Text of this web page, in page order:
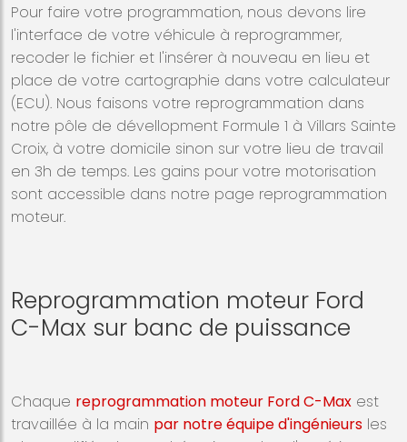
Pour faire votre programmation, nous devons lire
l'interface de votre véhicule à reprogrammer,
recoder le fichier et l'insérer à nouveau en lieu et
place de votre cartographie dans votre calculateur
(ECU). Nous faisons votre reprogrammation dans
notre pôle de dévellopment Formule 1 à Villars Sainte
Croix, à votre domicile sinon sur votre lieu de travail
en 3h de temps. Les gains pour votre motorisation
sont accessible dans notre page reprogrammation
moteur.
Reprogrammation moteur Ford
C-Max sur banc de puissance
Chaque reprogrammation moteur Ford C-Max est
travaillée à la main par notre équipe d'ingénieurs les